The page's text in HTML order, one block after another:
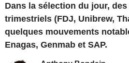
Dans la sélection du jour,
trimestriels (FDJ, Unibrew,
quelques mouvements
Enagas, Genmab et SAP.